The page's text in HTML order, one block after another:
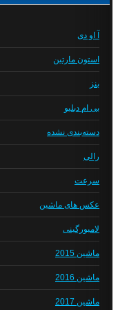
آ او دی
استون مارتین
بنز
بی ام دبلیو
دسته‌بندی نشده
رالی
سرعت
عکس های ماشین
لامبورگینی
ماشین 2015
ماشین 2016
ماشین 2017